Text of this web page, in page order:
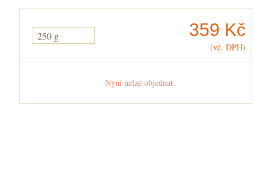
250 g 359 Kč
(vč. DPH)
Nyní nelze objednat